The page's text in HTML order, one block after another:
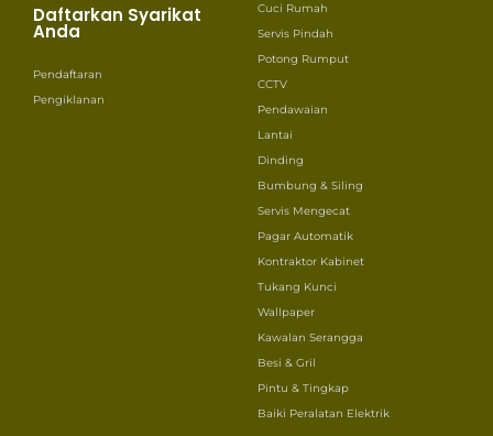
Daftarkan Syarikat
Anda
Pendaftaran
Pengiklanan
Cuci Rumah
Servis Pindah
Potong Rumput
CCTV
Pendawaian
Lantai
Dinding
Bumbung & Siling
Servis Mengecat
Pagar Automatik
Kontraktor Kabinet
Tukang Kunci
Wallpaper
Kawalan Serangga
Besi & Gril
Pintu & Tingkap
Baiki Peralatan Elektrik